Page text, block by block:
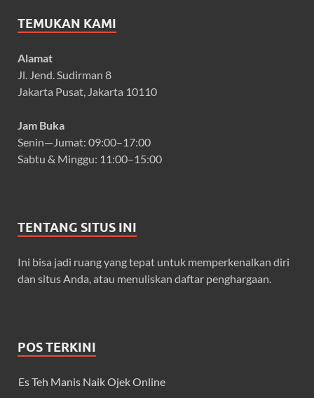
TEMUKAN KAMI
Alamat
Jl. Jend. Sudirman 8
Jakarta Pusat, Jakarta 10110
Jam Buka
Senin—Jumat: 09:00–17:00
Sabtu & Minggu: 11:00–15:00
TENTANG SITUS INI
Ini bisa jadi ruang yang tepat untuk memperkenalkan diri
dan situs Anda, atau menuliskan daftar penghargaan.
POS TERKINI
Es Teh Manis Naik Ojek Online